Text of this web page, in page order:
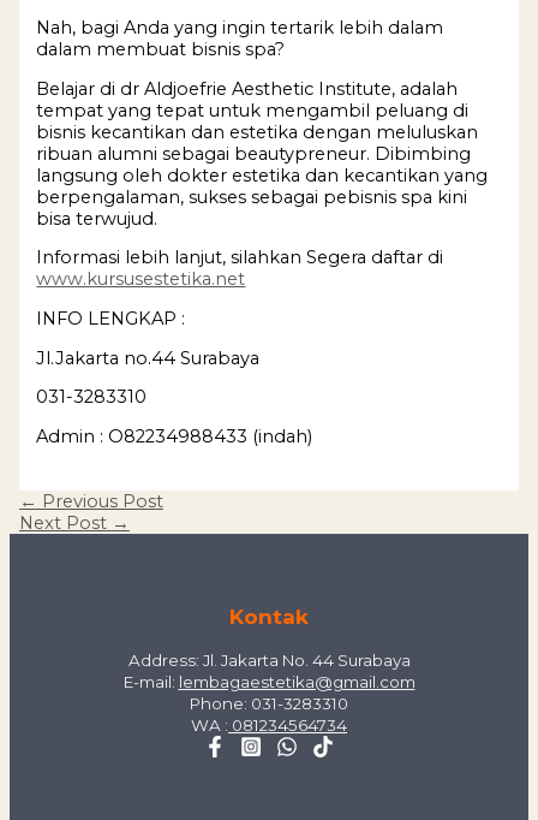
Nah, bagi Anda yang ingin tertarik lebih dalam
dalam membuat bisnis spa?
Belajar di dr Aldjoefrie Aesthetic Institute, adalah
tempat yang tepat untuk mengambil peluang di
bisnis kecantikan dan estetika dengan meluluskan
ribuan alumni sebagai beautypreneur. Dibimbing
langsung oleh dokter estetika dan kecantikan yang
berpengalaman, sukses sebagai pebisnis spa kini
bisa terwujud.
Informasi lebih lanjut, silahkan Segera daftar di
www.kursusestetika.net
INFO LENGKAP :
Jl.Jakarta no.44 Surabaya
031-3283310
Admin : O82234988433 (indah)
← Previous Post
Next Post →
Kontak
Address: Jl. Jakarta No. 44 Surabaya
E-mail: lembagaestetika@gmail.com
Phone: 031-3283310
WA : 081234564734